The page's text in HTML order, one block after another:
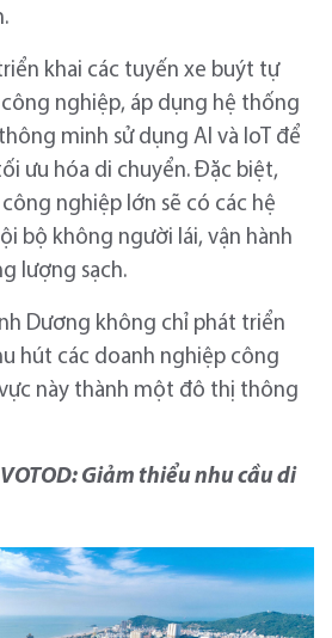
khai các tuyến xe buýt tự
nghiệp, áp dụng hệ thống
minh sử dụng AI và IoT để
ưu hóa di chuyển. Đặc biệt,
nghiệp lớn sẽ có các hệ
bộ không người lái, vận hành
lượng sạch.
Dương không chỉ phát triển
hút các doanh nghiệp công
này thành một đô thị thông
Giảm thiểu nhu cầu di